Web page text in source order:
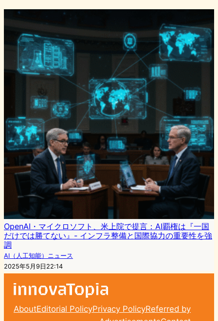
OpenAI・マイクロソフト、米上院で提言：AI覇権は『一国
だけでは勝てない』- インフラ整備と国際協力の重要性を強
調
AI（人工知能）ニュース
2025年5月9日22:14
AboutEditorial PolicyPrivacy PolicyReferred by